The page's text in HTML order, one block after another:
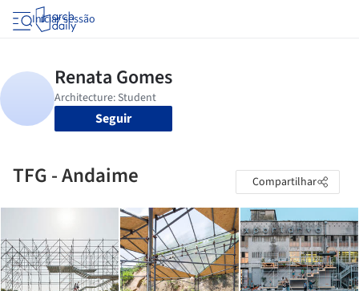
Iniciar sessão
Seguir
TFG - Andaime Compartilhar